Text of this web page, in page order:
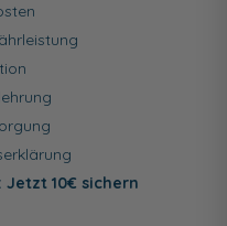
10€ sichern